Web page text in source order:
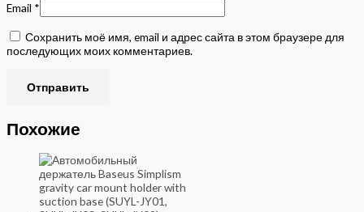
Email *
Сохранить моё имя, email и адрес сайта в этом браузере для
последующих моих комментариев.
Похожие